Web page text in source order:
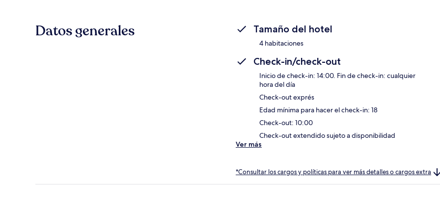
Datos generales Tamaño del hotel
4 habitaciones
Check-in/check-out
Inicio de check-in: 14:00. Fin de check-in: cualquier
hora del día
Check-out exprés
Edad mínima para hacer el check-in: 18
Check-out: 10:00
Check-out extendido sujeto a disponibilidad
Ver más
*Consultar los cargos y políticas para ver más detalles o cargos extra